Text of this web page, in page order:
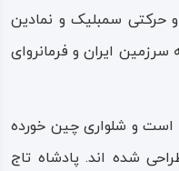
مکان انگیزه‌های فراوانی
مناسب و قرارگیری در
کرمانشاه یکی از مناطق
است و مجموعه‌ای از
حرکتی سمبلیک و نمادین
ایران و فرمانروای
است و شلواری چین خورده
شده اند. پادشاه تاج